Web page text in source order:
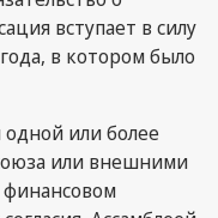
вступает в силу
в котором было
одной или более
или внешними